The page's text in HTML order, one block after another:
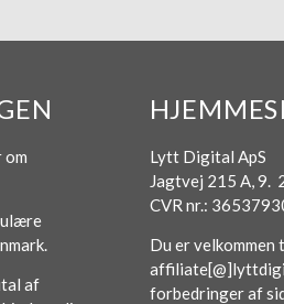
om
af
Lytt Digital ApS
Jagtvej 215 A, 9.
CVR nr.:
Du er velkommen
forbedringer af